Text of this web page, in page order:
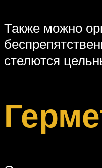
Также можно
стелются